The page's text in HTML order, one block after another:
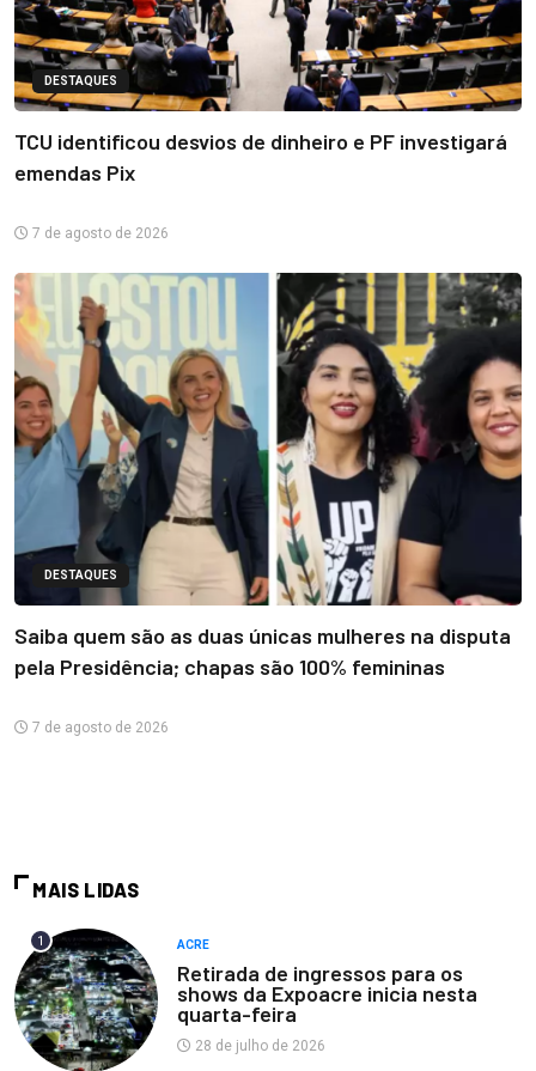
DESTAQUES
TCU identificou desvios de dinheiro e PF investigará
emendas Pix
7 de agosto de 2026
DESTAQUES
Saiba quem são as duas únicas mulheres na disputa
pela Presidência; chapas são 100% femininas
7 de agosto de 2026
MAIS LIDAS
1 ACRE
Retirada de ingressos para os
shows da Expoacre inicia nesta
quarta-feira
28 de julho de 2026